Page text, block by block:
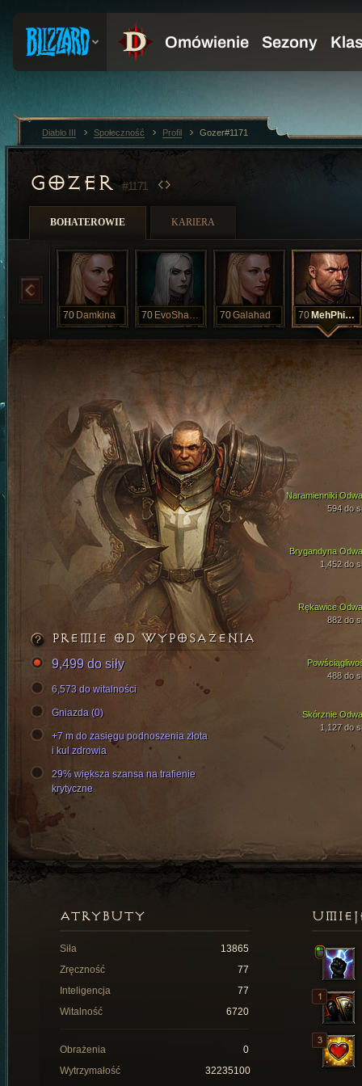
GOZER#1171
BOHATEROWIE KARIERA
70 Damkina 70 EvoShandor 70Galahad 70 MehPhistO
Brygandyna
1,452 do
Rękawice
882 do
Naramienniki
594 do
Skórznie
1,127 do
488 do
PREMIE OD WYPOSAŻENIA
9,499 do siły
6,573 do witalności
Gniazda (0)
+7 m do zasięgu podnoszenia złota
i kul zdrowia
29% większa szansa na trafienie
krytyczne
ATRYBUTY
Siła
13865
Zręczność
77
Inteligencja
77
Witalność
6720
Obrażenia
0
Wytrzymałość
32235100
Diablo III Społeczność Profil Gozer#1171